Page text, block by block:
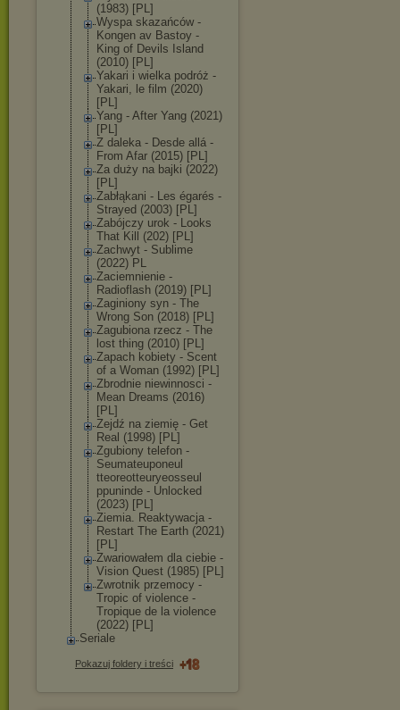
(1983) [PL]
Wyspa skazańców -
Kongen av Bastoy -
King of Devils Island
(2010) [PL]
Yakari i wielka podróż -
Yakari, le film (2020)
[PL]
Yang - After Yang (2021)
[PL]
Z daleka - Desde allá -
From Afar (2015) [PL]
Za duży na bajki (2022)
[PL]
Zabłąkani - Les égarés -
Strayed (2003) [PL]
Zabójczy urok - Looks
That Kill (202) [PL]
Zachwyt - Sublime
(2022) PL
Zaciemnienie -
Radioflash (2019) [PL]
Zaginiony syn - The
Wrong Son (2018) [PL]
Zagubiona rzecz - The
lost thing (2010) [PL]
Zapach kobiety - Scent
of a Woman (1992) [PL]
Zbrodnie niewinnosci -
Mean Dreams (2016)
[PL]
Zejdź na ziemię - Get
Real (1998) [PL]
Zgubiony telefon -
Seumateuponeul
tteoreotteuryeosseul
ppuninde - Unlocked
(2023) [PL]
Ziemia. Reaktywacja -
Restart The Earth (2021)
[PL]
Zwariowałem dla ciebie -
Vision Quest (1985) [PL]
Zwrotnik przemocy -
Tropic of violence -
Tropique de la violence
(2022) [PL]
Seriale
Pokazuj foldery i treści